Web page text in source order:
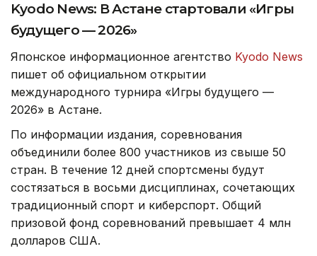
Kyodo News: В Астане стартовали «Игры
будущего — 2026»
Японское информационное агентство Kyodo News
пишет об официальном открытии
международного турнира «Игры будущего —
2026» в Астане.
По информации издания, соревнования
объединили более 800 участников из свыше 50
стран. В течение 12 дней спортсмены будут
состязаться в восьми дисциплинах, сочетающих
традиционный спорт и киберспорт. Общий
призовой фонд соревнований превышает 4 млн
долларов США.